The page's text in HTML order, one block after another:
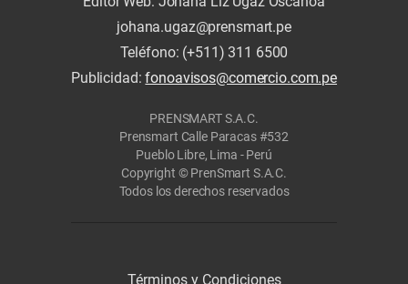
johana.ugaz@prensmart.pe
Teléfono: (+511) 311 6500
Publicidad:fonoavisos@comercio.com.pe
PRENSMART S.A.C.
Prensmart Calle Paracas #532
Pueblo Libre, Lima - Perú
Copyright © PrenSmart S.A.C.
Todos los derechos reservados
Términos y Condiciones